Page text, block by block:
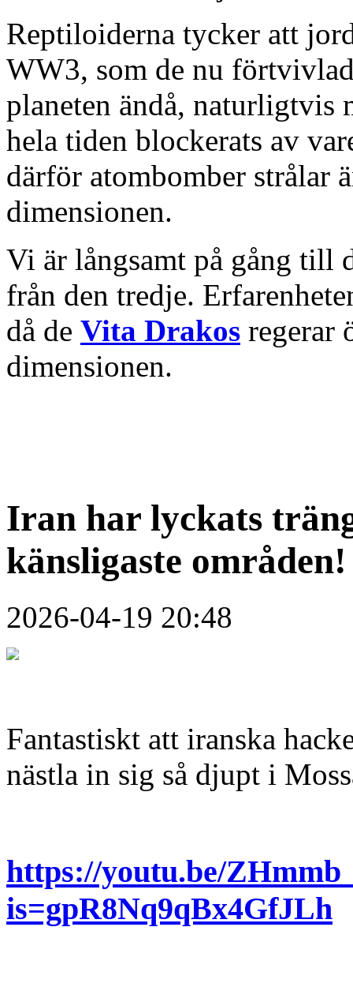
Reptiloiderna tycker att
WW3, som de nu
planeten ändå, naturligtvis
hela tiden blockerats av
därför atombomber strålar
dimensionen.
Vi är långsamt på gång till
från den tredje.
då de Vita Drakos regerar
dimensionen.
Iran har lyckats
känsligaste områden!
2026-04-19 20:48
Fantastiskt att iranska
nästla in sig så djupt i
https://youtu.be/
is=gpR8Nq9qBx4GfJLh